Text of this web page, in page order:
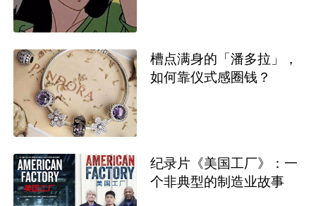
槽点满身的「​潘多拉」，
如何靠仪式感圈钱？
纪录片《美国工厂》：一
个非典型的制造业故事